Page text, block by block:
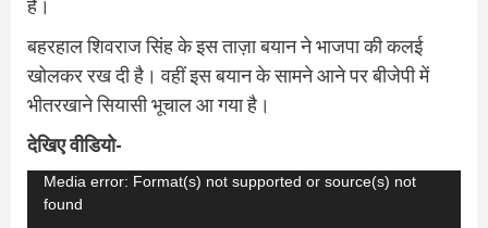
है।
बहरहाल शिवराज सिंह के इस ताज़ा बयान ने भाजपा की कलई
खोलकर रख दी है। वहीं इस बयान के सामने आने पर बीजेपी में
भीतरखाने सियासी भूचाल आ गया है।
देखिए वीडियो-
Video
Player
Media error: Format(s) not supported or source(s) not
found